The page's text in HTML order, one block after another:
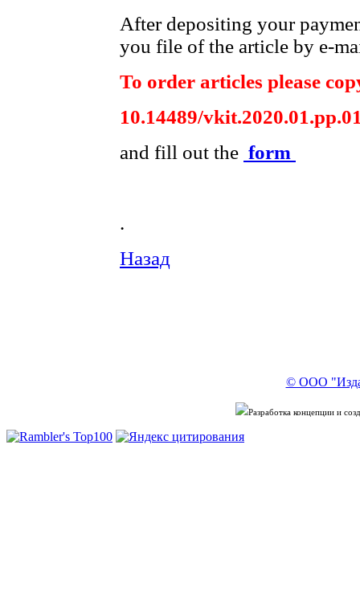
After depositing your
you file of the article by e-
To order articles please
10.14489/
and fill out the form
.
Назад
© ООО
Разработка концепции и